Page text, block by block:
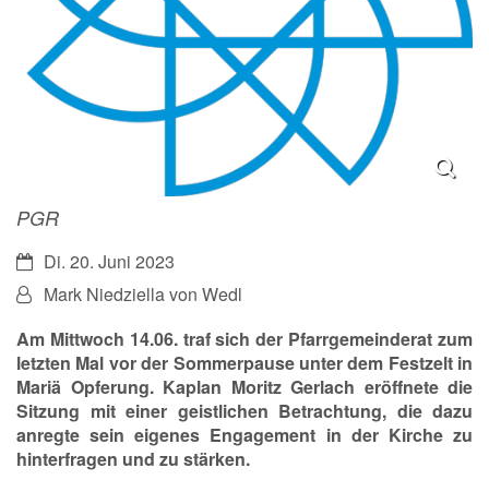
PGR
Datum:Di. 20. Juni 2023
Von:Mark Niedziella von Wedl
Am Mittwoch 14.06. traf sich der Pfarrgemeinderat zum
letzten Mal vor der Sommerpause unter dem Festzelt in
Mariä Opferung. Kaplan Moritz Gerlach eröffnete die
Sitzung mit einer geistlichen Betrachtung, die dazu
anregte sein eigenes Engagement in der Kirche zu
hinterfragen und zu stärken.